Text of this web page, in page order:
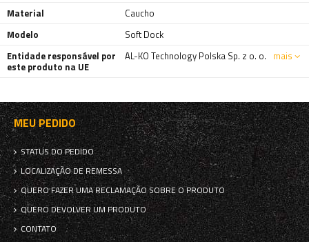
Material
Caucho
Modelo
Soft Dock
Entidade responsável por
este produto na UE
AL-KO Technology Polska Sp. z o. o. mais
MEU PEDIDO
STATUS DO PEDIDO
LOCALIZAÇÃO DE REMESSA
QUERO FAZER UMA RECLAMAÇÃO SOBRE O PRODUTO
QUERO DEVOLVER UM PRODUTO
CONTATO